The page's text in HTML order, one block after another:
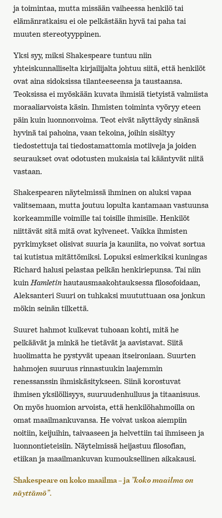
ja toimintaa, mutta missään vaiheessa henkilö tai
elämänratkaisu ei ole pelkästään hyvä tai paha tai
muuten stereotyyppinen.
Yksi syy, miksi Shakespeare tuntuu niin
yhteiskunnalliselta kirjailijalta johtuu siitä, että henkilöt
ovat aina sidoksissa tilanteeseensa ja taustaansa.
Teoksissa ei myöskään kuvata ihmisiä tietyistä valmiista
moraaliarvoista käsin. Ihmisten toiminta vyöryy eteen
päin kuin luonnonvoima. Teot eivät näyttäydy sinänsä
hyvinä tai pahoina, vaan tekoina, joihin sisältyy
tiedostettuja tai tiedostamattomia motiiveja ja joiden
seuraukset ovat odotusten mukaisia tai kääntyvät niitä
vastaan.
Shakespearen näytelmissä ihminen on aluksi vapaa
valitsemaan, mutta joutuu lopulta kantamaan vastuunsa
korkeammille voimille tai toisille ihmisille. Henkilöt
niittävät sitä mitä ovat kylveneet. Vaikka ihmisten
pyrkimykset olisivat suuria ja kauniita, no voivat sortua
tai kutistua mitättömiksi. Lopuksi esimerkiksi kuningas
Richard halusi pelastaa pelkän henkiriepunsa. Tai niin
kuin Hamletinhautausmaakohtauksessa filosofoidaan,
Aleksanteri Suuri on tuhkaksi muututtuaan osa jonkun
mökin seinän tilkettä.
Suuret hahmot kulkevat tuhoaan kohti, mitä he
pelkäävät ja minkä he tietävät ja aavistavat. Siitä
huolimatta he pystyvät upeaan itseironiaan. Suurten
hahmojen suuruus rinnastuukin laajemmin
renessanssin ihmiskäsitykseen. Siinä korostuvat
ihmisen yksilöllisyys, suuruudenhulluus ja titaanisuus.
On myös huomion arvoista, että henkilöhahmoilla on
omat maailmankuvansa. He voivat uskoa aiempiin
noitiin, keijuihin, taivaaseen ja helvettiin tai ihmiseen ja
luonnontieteisiin. Näytelmissä heijastuu filosofian,
etiikan ja maailmankuvan kumouksellinen aikakausi.
Shakespeare on koko maailma – ja ”koko maailma on
näyttämö”.